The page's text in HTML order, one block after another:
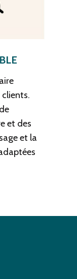
et des
et la